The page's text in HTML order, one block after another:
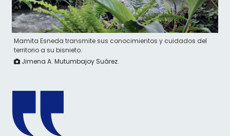
Mamita Esneda transmite sus conocimientos y cuidados del
territorio a su bisnieto.
Jimena A. Mutumbajoy Suárez.